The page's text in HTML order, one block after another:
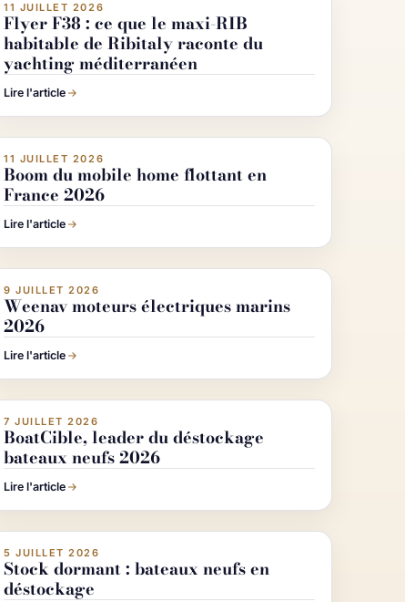
ACHETER & VENDRE UN BATEAU
11 JUILLET 2026
Flyer F38 : ce que le maxi-RIB
habitable de Ribitaly raconte du
yachting méditerranéen
Lire l'article
ACTUALITÉ NAUTISME
11 JUILLET 2026
Boom du mobile home flottant en
France 2026
Lire l'article
ACTUALITÉ NAUTISME
9 JUILLET 2026
Weenav moteurs électriques marins
2026
Lire l'article
ACHETER & VENDRE UN BATEAU
7 JUILLET 2026
BoatCible, leader du déstockage
bateaux neufs 2026
Lire l'article
ACHETER & VENDRE UN BATEAU
5 JUILLET 2026
Stock dormant : bateaux neufs en
déstockage